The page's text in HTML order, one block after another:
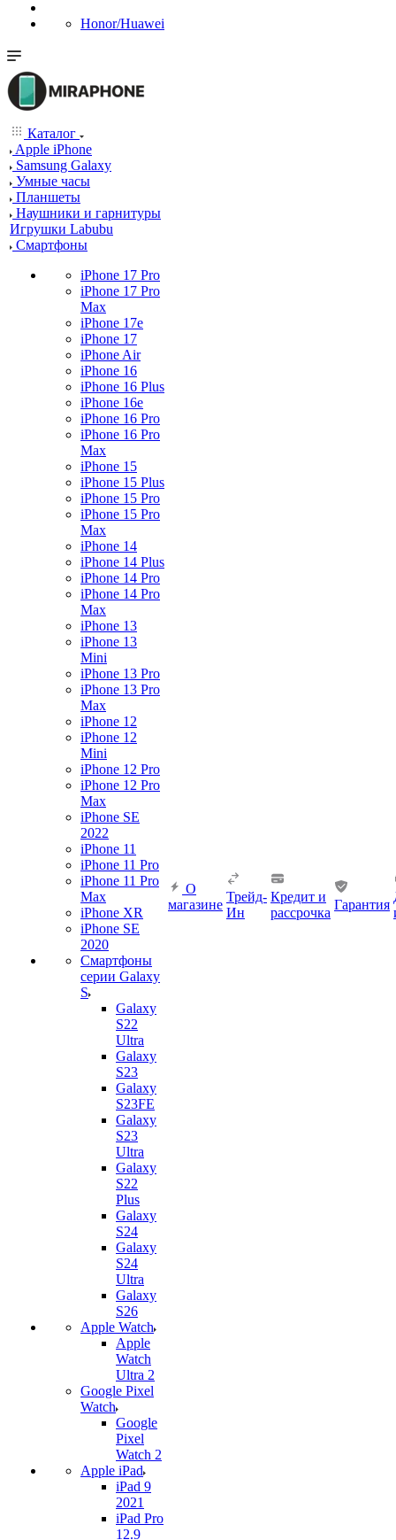
Honor/Huawei
Каталог
Apple iPhone
Samsung Galaxy
Умные часы
Планшеты
Наушники и гарнитуры
Игрушки Labubu
Смартфоны
iPhone 17 Pro
iPhone 17 Pro
Max
iPhone 17e
iPhone 17
iPhone Air
iPhone 16
iPhone 16 Plus
iPhone 16e
iPhone 16 Pro
iPhone 16 Pro
Max
iPhone 15
iPhone 15 Plus
iPhone 15 Pro
iPhone 15 Pro
Max
iPhone 14
iPhone 14 Plus
iPhone 14 Pro
iPhone 14 Pro
Max
iPhone 13
iPhone 13
Mini
iPhone 13 Pro
iPhone 13 Pro
Max
iPhone 12
iPhone 12
Mini
iPhone 12 Pro
iPhone 12 Pro
Max
iPhone SE
2022
iPhone 11
iPhone 11 Pro
iPhone 11 Pro
Max
iPhone XR
iPhone SE
2020
Смартфоны
серии Galaxy
S
Galaxy
S22
Ultra
Galaxy
S23
Galaxy
S23FE
Galaxy
S23
Ultra
Galaxy
S22
Plus
Galaxy
S24
Galaxy
S24
Ultra
Galaxy
S26
Apple Watch
Apple
Watch
Ultra 2
Google Pixel
Watch
Google
Pixel
Watch 2
Apple iPad
iPad 9
2021
iPad Pro
12.9
О
магазине
Трейд-
Ин
Кредит и
рассрочка
Гарантия